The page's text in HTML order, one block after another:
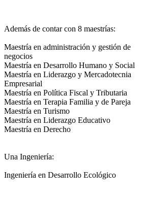
Además de contar con 8 maestrías:
Maestría en administración y gestión de
negocios
Maestría en Desarrollo Humano y Social
Maestría en Liderazgo y Mercadotecnia
Empresarial
Maestría en Política Fiscal y Tributaria
Maestría en Terapia Familia y de Pareja
Maestría en Turismo
Maestría en Liderazgo Educativo
Maestría en Derecho
Una Ingeniería:
Ingeniería en Desarrollo Ecológico